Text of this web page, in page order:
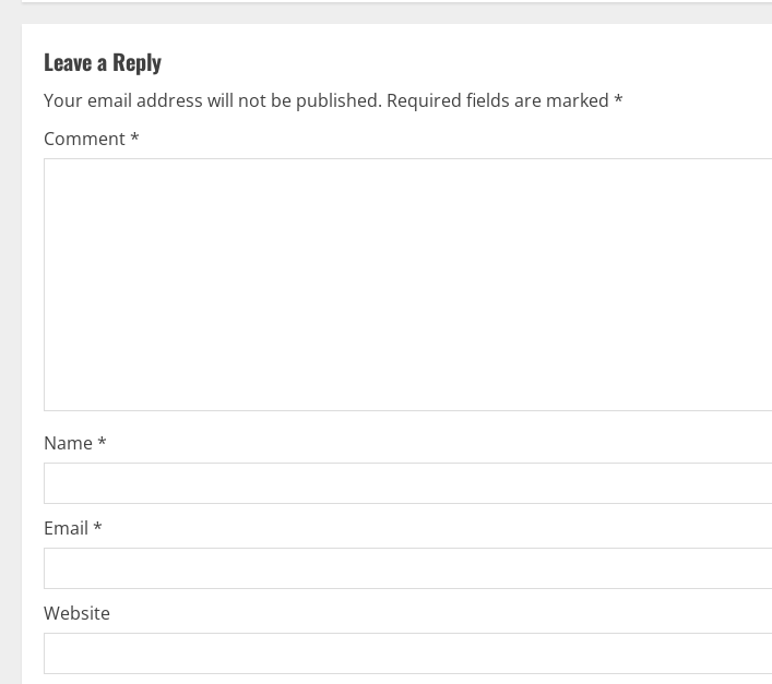
n
a
v
i
o
n
Leave a Reply
Your email address will not be published. Required fields are marked *
Comment*
Name*
Email *
Website